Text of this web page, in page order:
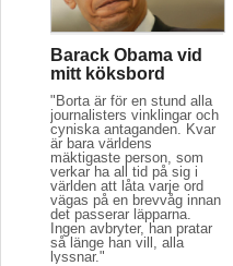
Barack Obama vid
mitt köksbord
"Borta är för en stund alla
journalisters vinklingar och
cyniska antaganden. Kvar
är bara världens
mäktigaste person, som
verkar ha all tid på sig i
världen att låta varje ord
vägas på en brevvåg innan
det passerar läpparna.
Ingen avbryter, han pratar
så länge han vill, alla
lyssnar."